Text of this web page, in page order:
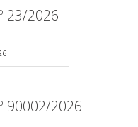
23/2026
90002/2026